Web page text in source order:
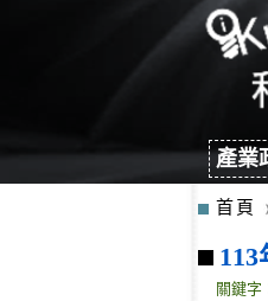
產業
首頁
關鍵字